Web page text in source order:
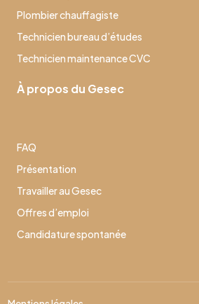
Plombier chauffagiste
Technicien bureau d’études
Technicien maintenance CVC
À propos du Gesec
FAQ
Présentation
Travailler au Gesec
Offres d’emploi
Candidature spontanée